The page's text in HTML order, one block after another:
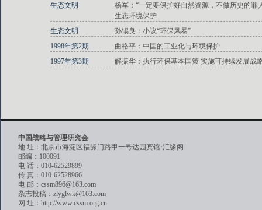
生态文明
杨军：“一定要保护好自然资源，不做历史的
生态环境保护
生态文明
孙锡良：小议“环保风暴”
1998年第2期
曲格平：中国的工业化与环境保护
1997年第3期
解振华：执行环保基本国策 实施可持续发展战
中国战略与管理研究会
地 址：北京市海淀区福缘门路甲一号达园宾馆·汇缘阁
邮编：100091
电 话：010-62529899
传 真：010-62528966
电 邮：cssm896@163.com
杂志投稿：zlyglwk@163.com
网 址：http://www.cssm.org.cn